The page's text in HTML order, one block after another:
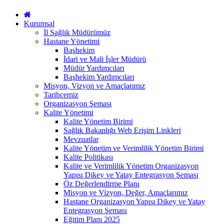
Kurumsal
İl Sağlık Müdürümüz
Hastane Yönetimi
Başhekim
İdari ve Mali İşler Müdürü
Müdür Yardımcıları
Başhekim Yardımcıları
Misyon, Vizyon ve Amaçlarımız
Tarihçemiz
Organizasyon Şeması
Kalite Yönetimi
Kalite Yönetim Birimi
Sağlık Bakanlığı Web Erişim Linkleri
Mevzuatlar
Kalite Yönetim ve Verimlilik Yönetim Birimi
Kalite Politikası
Kalite ve Verimlilik Yönetim Organizasyon
Yapısı Dikey ve Yatay Entegrasyon Şeması
Öz Değerlendirme Planı
Misyon ve Vizyon, Değer, Amaçlarımız
Hastane Organizasyon Yapısı Dikey ve Yatay
Entegrasyon Şeması
Eğitim Planı 2025